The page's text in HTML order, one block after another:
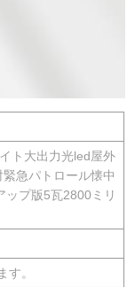
ト大出力光led屋外
急パトロール懐中
ップ版5瓦2800ミリ
す。